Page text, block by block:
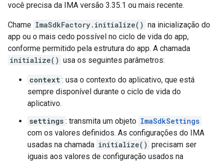
você precisa da IMA versão 3.35.1 ou mais recente.
Chame ImaSdkFactory.initialize() na inicialização do
app ou o mais cedo possível no ciclo de vida do app,
conforme permitido pela estrutura do app. A chamada
initialize() usa os seguintes parâmetros:
context : usa o contexto do aplicativo, que está
sempre disponível durante o ciclo de vida do
aplicativo.
settings : transmita um objeto ImaSdkSettings
com os valores definidos. As configurações do IMA
usadas na chamada initialize() precisam ser
iguais aos valores de configuração usados na